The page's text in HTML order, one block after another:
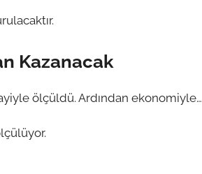
Kazanacak
ölçüldü. Ardından ekonomiyle…